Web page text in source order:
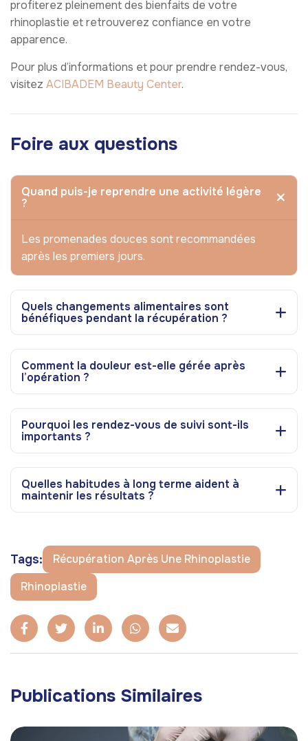
profiterez pleinement des bienfaits de votre
rhinoplastie et retrouverez confiance en votre
apparence.
Pour plus d’informations et pour prendre rendez-vous,
visitez ACIBADEM Beauty Center.
Foire aux questions
Quand puis-je reprendre une activité légère
?
Les promenades douces sont recommandées
après les premiers jours.
Quels changements alimentaires sont
bénéfiques pendant la récupération ?
Comment la douleur est-elle gérée après
l’opération ?
Pourquoi les rendez-vous de suivi sont-ils
importants ?
Quelles habitudes à long terme aident à
maintenir les résultats ?
Tags:
Récupération Après Une Rhinoplastie
Rhinoplastie
Publications Similaires